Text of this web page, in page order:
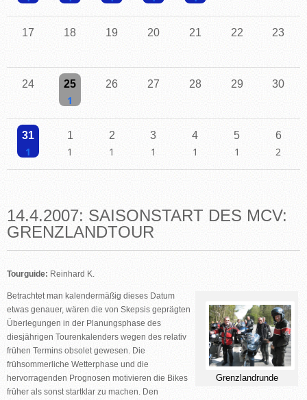
17 18 19 20 21 22 23
24 25 26 27 28 29 30
31 1 2 3 4 5 6
14.4.2007: SAISONSTART DES MCV:
GRENZLANDTOUR
Tourguide: Reinhard K.
Grenzlandrunde
Betrachtet man kalendermäßig dieses Datum
etwas genauer, wären die von Skepsis geprägten
Überlegungen in der Planungsphase des
diesjährigen Tourenkalenders wegen des relativ
frühen Termins obsolet gewesen. Die
frühsommerliche Wetterphase und die
hervorragenden Prognosen motivieren die Bikes
früher als sonst startklar zu machen. Den